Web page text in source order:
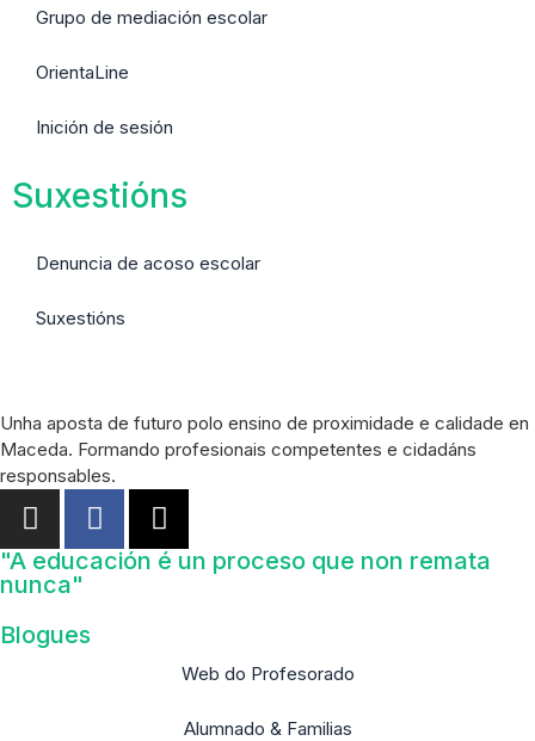
Grupo de mediación escolar
OrientaLine
Inición de sesión
Suxestións
Denuncia de acoso escolar
Suxestións
Unha aposta de futuro polo ensino de proximidade e calidade en
Maceda. Formando profesionais competentes e cidadáns
responsables.
"A educación é un proceso que non remata
nunca"
Blogues
Web do Profesorado
Alumnado & Familias